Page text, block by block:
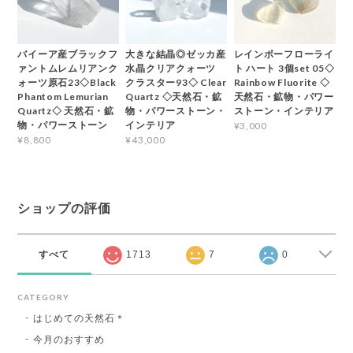
バイーア産ブラックフ
ァントムレムリアンク
ォーツ原石23◇Black
Phantom Lemurian
Quartz◇ 天然石・鉱
物・パワーストーン
¥8,800
大きな結晶◎ゼッカ産
水晶クリアクォーツ
クラスター93◇ Clear
Quartz ◇天然石・鉱
物・パワーストーン・
インテリア
¥43,000
レインボーフローライ
ト ハート 3個set 05◇
Rainbow Fluorite ◇
天然石・鉱物・パワー
ストーン・インテリア
¥3,000
ショップの評価
すべて 1713 7 0
CATEGORY
はじめての天然石＊
今月のおすすめ